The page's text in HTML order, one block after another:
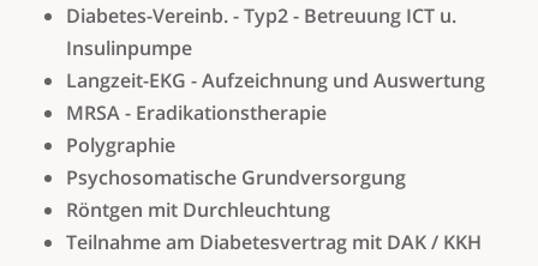
Diabetes-Vereinb. - Typ2 - Betreuung ICT u.
Insulinpumpe
Langzeit-EKG - Aufzeichnung und Auswertung
MRSA - Eradikationstherapie
Polygraphie
Psychosomatische Grundversorgung
Röntgen mit Durchleuchtung
Teilnahme am Diabetesvertrag mit DAK / KKH